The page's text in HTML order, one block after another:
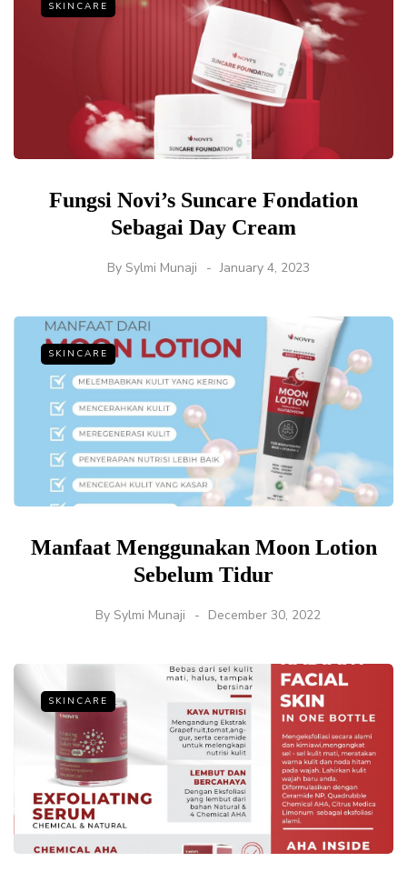
SKINCARE
Fungsi Novi’s Suncare Fondation
Sebagai Day Cream
By Sylmi Munaji January 4, 2023
SKINCARE
Manfaat Menggunakan Moon Lotion
Sebelum Tidur
By Sylmi Munaji December 30, 2022
SKINCARE